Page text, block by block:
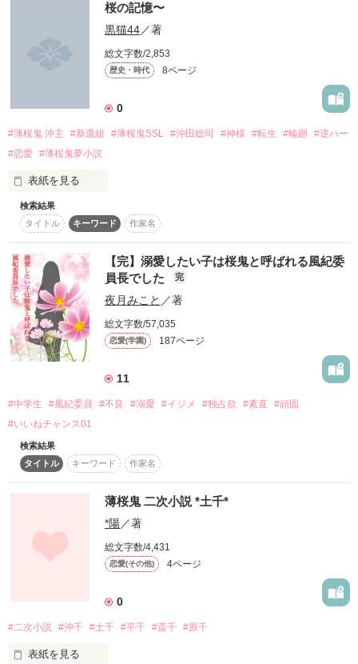
200文字でゾッ！こわい短編コンテスト
スターツ出版小説投稿サイト合同企画「1話からの長編大
賞」野いちご！会場
「…僕、サクラのマーク、もってるよ」
向井　悠<ﾑｶｲ ﾕｳ>
鬼龍第８代目総長
通り名は鬼神<ｷｼﾝ>
「…俺の言うことは、絶対だ」
２人の物語が
今
始まる…
*****
亀更新…いえ、気まぐれ更新です
桜鬼/サクラ/マーク/暴走族/ヤンキー/総長/女総長/組/ヤクザ/双
1000000pv突破
金桜鬼×銀空鬼
そんな名前を持つ二人は、、、、、
双子の姉弟だった？！？！？！
金桜鬼、、睡蓮海碧～mio suirenn～
心に闇を持つ姉
銀空鬼、、睡蓮泉碧～io suirenn～
幼い頃の記憶をなくした弟
「ミオは一体、、、、、何をしているの？」
×
龍鬼
☆ーーーーーーーーーーーーーーーーーーー✩
転校先で出会った「龍鬼」は双子を
救えるのか？
処女作です！！！
暴力×流血シーンあります！苦手な方はUターンしてください
m(_ _)m
一人でも多くの方に読んでいただけると嬉しいです！！
クリック☟
作品を読む
桜の記憶〜
黒猫44／著
総文字数/2,853
歴史・時代 8ページ
0
#薄桜鬼 沖主 #新選組 #薄桜鬼SSL #沖田総司 #神様 #転生 #輪廻
#逆ハー
#恋愛
#薄桜鬼夢小説
表紙を見る
例えばの話
人ならざる者を追い求め延々と輪廻を続ける生命があったとし
よう。
生きては、追い
死んでは、巡るの繰り返し
運命かはたまた呪いか･･･
これは、１人の女神様と新選組の泡沫のような物語。
作品を読む
検索結果
タイトル
キーワード 作家名
【完】溺愛したい子は桜鬼と呼ばれる風紀委
員長でした
完
夜月みこと ／著
総文字数/57,035
恋愛(学園) 187ページ
11
#中学生 #風紀委員 #不良 #溺愛 #イジメ #独占欲 #素直
#頑固
#いいねチャンス01
検索結果
タイトル
キーワード 作家名
薄桜鬼 二次小説 *土千*
*陽／著
総文字数/4,431
恋愛(その他) 4ページ
0
#二次小説 #沖千 #土千 #平千 #斎千 #原千
表紙を見る